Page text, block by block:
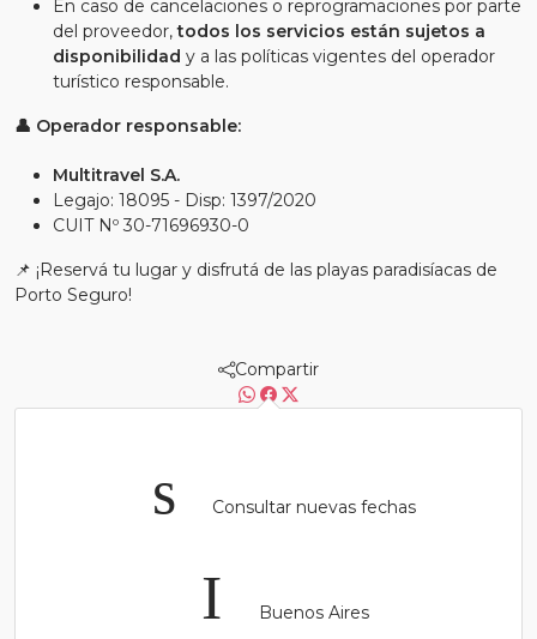
En caso de cancelaciones o reprogramaciones por parte
del proveedor,todos los servicios están sujetos a
disponibilidad y a las políticas vigentes del operador
turístico responsable.
👤 Operador responsable:
Multitravel S.A.
Legajo: 18095 - Disp: 1397/2020
CUIT Nº 30-71696930-0
📌 ¡Reservá tu lugar y disfrutá de las playas paradisíacas de
Porto Seguro!
Compartir
Consultar nuevas fechas
Buenos Aires